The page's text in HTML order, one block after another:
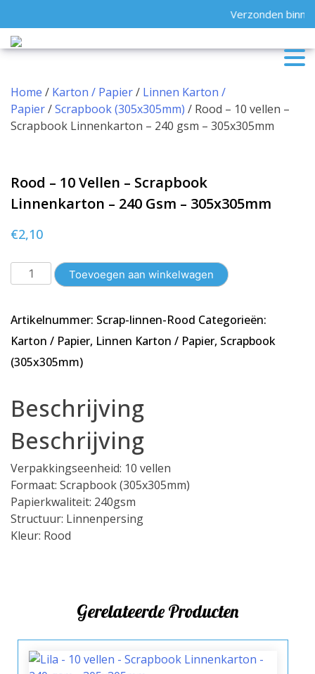
to
content
Verzonden
Home / Karton / Papier/ Linnen Karton /
Papier/Scrapbook (305x305mm) / Rood – 10 vellen –
Scrapbook Linnenkarton – 240 gsm – 305x305mm
Rood – 10 Vellen – Scrapbook
Linnenkarton – 240 Gsm – 305x305mm
€2,10
Rood
-
vellen
-
Scrapbook
Linnenkarton
240
gsm
aantal
Toevoegen aan winkelwagen
Artikelnummer: Scrap-linnen-Rood Categorieën:
Karton / Papier, Linnen Karton / Papier, Scrapbook
(305x305mm)
Beschrijving
Beschrijving
Verpakkingseenheid: 10 vellen
Formaat: Scrapbook (305x305mm)
Papierkwaliteit: 240gsm
Structuur: Linnenpersing
Kleur: Rood
Gerelateerde Producten